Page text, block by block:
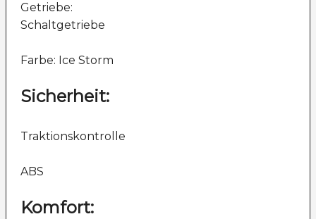
Getriebe:
Schaltgetriebe
Farbe: Ice Storm
Sicherheit:
Traktionskontrolle
ABS
Komfort: